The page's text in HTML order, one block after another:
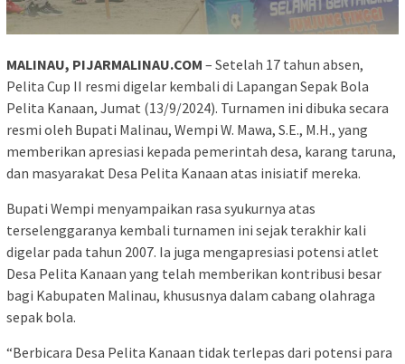
MALINAU, PIJARMALINAU.COM – Setelah 17 tahun absen,
Pelita Cup II resmi digelar kembali di Lapangan Sepak Bola
Pelita Kanaan, Jumat (13/9/2024). Turnamen ini dibuka secara
resmi oleh Bupati Malinau, Wempi W. Mawa, S.E., M.H., yang
memberikan apresiasi kepada pemerintah desa, karang taruna,
dan masyarakat Desa Pelita Kanaan atas inisiatif mereka.
Bupati Wempi menyampaikan rasa syukurnya atas
terselenggaranya kembali turnamen ini sejak terakhir kali
digelar pada tahun 2007. Ia juga mengapresiasi potensi atlet
Desa Pelita Kanaan yang telah memberikan kontribusi besar
bagi Kabupaten Malinau, khususnya dalam cabang olahraga
sepak bola.
“Berbicara Desa Pelita Kanaan tidak terlepas dari potensi para